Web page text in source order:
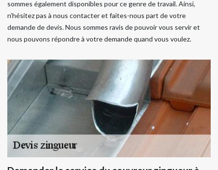
sommes également disponibles pour ce genre de travail. Ainsi,
n’hésitez pas à nous contacter et faites-nous part de votre
demande de devis. Nous sommes ravis de pouvoir vous servir et
nous pouvons répondre à votre demande quand vous voulez.